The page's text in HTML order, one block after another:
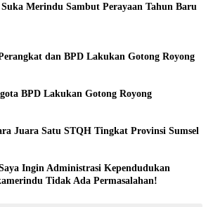
Suka Merindu Sambut Perayaan Tahun Baru
dan BPD Lakukan Gotong Royong
BPD Lakukan Gotong Royong
Juara Satu STQH Tingkat Provinsi Sumsel
Ingin Administrasi Kependudukan
Tidak Ada Permasalahan!